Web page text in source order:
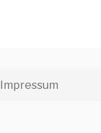
Impressum